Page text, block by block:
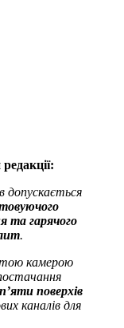
допускається
та гарячого
.
камерою
поверхів
каналів для